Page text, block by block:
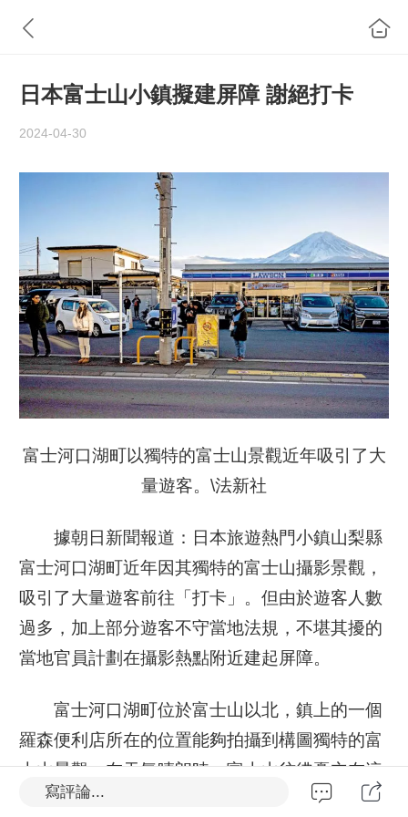
日本富士山小鎮擬建屏障 謝絕打卡
2024-04-30
富士河口湖町以獨特的富士山景觀近年吸引了大
量遊客。\法新社
據朝日新聞報道：日本旅遊熱門小鎮山梨縣
富士河口湖町近年因其獨特的富士山攝影景觀，
吸引了大量遊客前往「打卡」。但由於遊客人數
過多，加上部分遊客不守當地法規，不堪其擾的
當地官員計劃在攝影熱點附近建起屏障。
富士河口湖町位於富士山以北，鎮上的一個
羅森便利店所在的位置能夠拍攝到構圖獨特的富
士山景觀：在天氣晴朗時，富士山彷彿矗立在這
家羅森便利店的屋頂上。這種構圖的富士山照片
寫評論...